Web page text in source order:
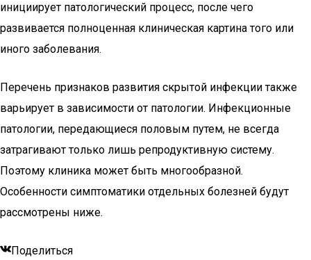
инициирует патологический процесс, после чего
развивается полноценная клиническая картина того или
иного заболевания.
Перечень признаков развития скрытой инфекции также
варьирует в зависимости от патологии. Инфекционные
патологии, передающиеся половым путем, не всегда
затрагивают только лишь репродуктивную систему.
Поэтому клиника может быть многообразной.
Особенности симптоматики отдельных болезней будут
рассмотрены ниже.
Поделиться